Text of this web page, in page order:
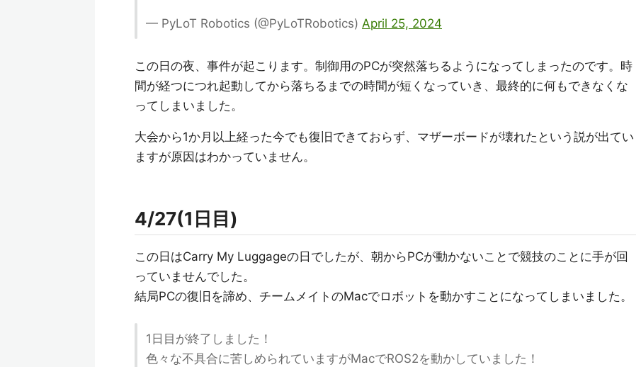
— PyLoT Robotics (@PyLoTRobotics) April 25, 2024
この日の夜、事件が起こります。制御用のPCが突然落ちるようになってしまったのです。時
間が経つにつれ起動してから落ちるまでの時間が短くなっていき、最終的に何もできなくな
ってしまいました。
大会から1か月以上経った今でも復旧できておらず、マザーボードが壊れたという説が出てい
ますが原因はわかっていません。
4/27(1日目)
この日はCarry My Luggageの日でしたが、朝からPCが動かないことで競技のことに手が回
っていませんでした。
結局PCの復旧を諦め、チームメイトのMacでロボットを動かすことになってしまいました。
1日目が終了しました！
色々な不具合に苦しめられていますがMacでROS2を動かしていました！